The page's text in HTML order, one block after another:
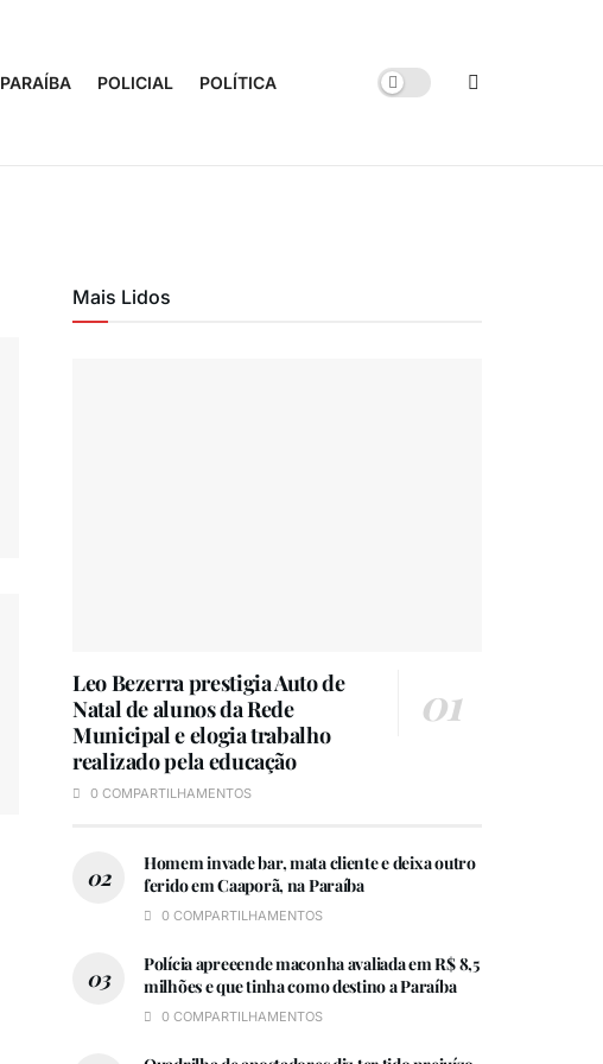
PARAÍBA POLICIAL POLÍTICA
Mais Lidos
Leo Bezerra prestigia Auto de
Natal de alunos da Rede
Municipal e elogia trabalho
realizado pela educação
0 COMPARTILHAMENTOS
Homem invade bar, mata cliente e deixa outro
ferido em Caaporã, na Paraíba
0 COMPARTILHAMENTOS
Polícia apreeende maconha avaliada em R$ 8,5
milhões e que tinha como destino a Paraíba
0 COMPARTILHAMENTOS